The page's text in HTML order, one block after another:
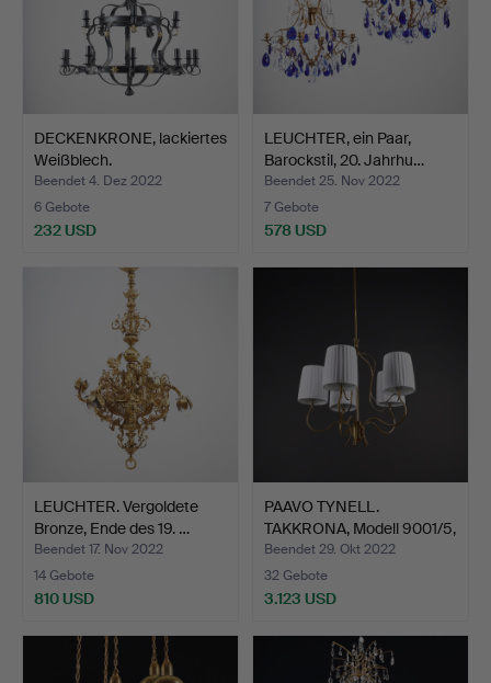
DECKENKRONE, lackiertes
Weißblech.
Beendet 4. Dez 2022
6 Gebote
232 USD
LEUCHTER, ein Paar,
Barockstil, 20. Jahrhu…
Beendet 25. Nov 2022
7 Gebote
578 USD
LEUCHTER. Vergoldete
Bronze, Ende des 19. …
Beendet 17. Nov 2022
14 Gebote
810 USD
PAAVO TYNELL.
TAKKRONA, Modell 9001/5,
Tai…
Beendet 29. Okt 2022
32 Gebote
3.123 USD